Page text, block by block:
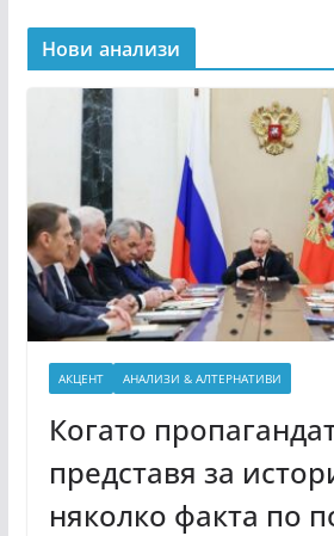
Нови анализи
АКЦЕНТ АНАЛИЗИ & АЛТЕРНАТИВИ
Когато
представя за
няколко факта по